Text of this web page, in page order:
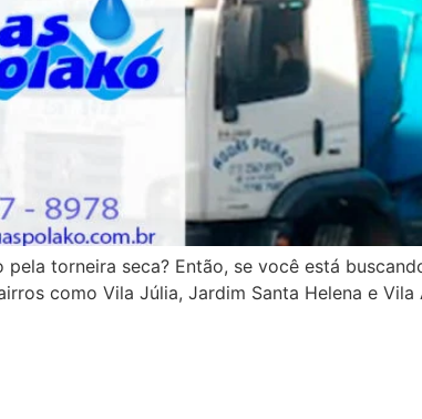
torneira seca? Então, se você está
como Vila Júlia, Jardim Santa Helena e